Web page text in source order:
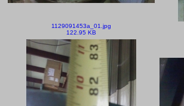
1129091453a_01.jpg
122.95 KB